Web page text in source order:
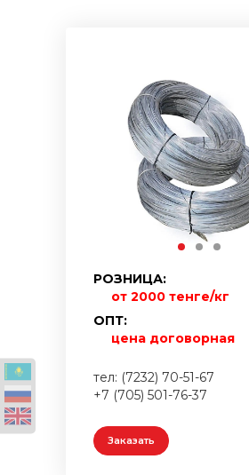
РОЗНИЦА:
от 2000 тенге/кг
ОПТ:
цена договорная
тел: (7232) 70-51-67
+7 (705) 501-76-37
Заказать